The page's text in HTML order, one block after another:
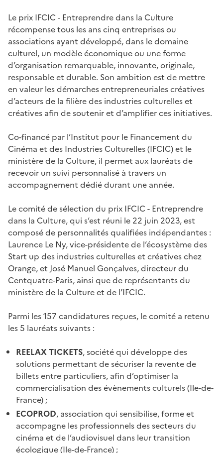
Le prix IFCIC - Entreprendre dans la Culture
récompense tous les ans cinq entreprises ou
associations ayant développé, dans le domaine
culturel, un modèle économique ou une forme
d’organisation remarquable, innovante, originale,
responsable et durable. Son ambition est de mettre
en valeur les démarches entrepreneuriales créatives
d’acteurs de la filière des industries culturelles et
créatives afin de soutenir et d’amplifier ces initiatives.
Co-financé par l’Institut pour le Financement du
Cinéma et des Industries Culturelles (IFCIC) et le
ministère de la Culture, il permet aux lauréats de
recevoir un suivi personnalisé à travers un
accompagnement dédié durant une année.
Le comité de sélection du prix IFCIC - Entreprendre
dans la Culture, qui s’est réuni le 22 juin 2023, est
composé de personnalités qualifiées indépendantes :
Laurence Le Ny, vice-présidente de l’écosystème des
Start up des industries culturelles et créatives chez
Orange, et José Manuel Gonçalves, directeur du
Centquatre-Paris, ainsi que de représentants du
ministère de la Culture et de l’IFCIC.
Parmi les 157 candidatures reçues, le comité a retenu
les 5 lauréats suivants :
REELAX TICKETS, société qui développe des
solutions permettant de sécuriser la revente de
billets entre particuliers, afin d’optimiser la
commercialisation des évènements culturels (Ile-de-
France) ;
ECOPROD, association qui sensibilise, forme et
accompagne les professionnels des secteurs du
cinéma et de l’audiovisuel dans leur transition
écologique (Ile-de-France) ;